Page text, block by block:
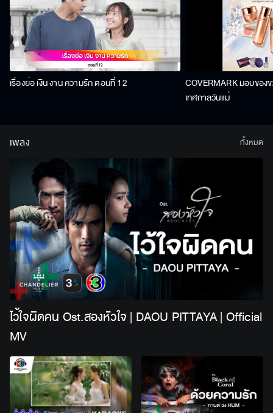
เรื่องย่อ เงิน งาน ความรัก ตอนที่ 12
COVERMARK มอบขอ
เทศกาลวันแม่
เพลง
ไว้ใจผิดคน Ost.สองหัวใจ | DAOU PITTAYA | Official
MV
ทั้งหมด